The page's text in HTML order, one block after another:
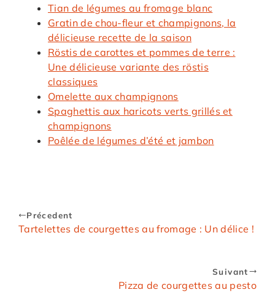
Tian de légumes au fromage blanc
Gratin de chou-fleur et champignons, la
délicieuse recette de la saison
Röstis de carottes et pommes de terre :
Une délicieuse variante des röstis
classiques
Omelette aux champignons
Spaghettis aux haricots verts grillés et
champignons
Poêlée de légumes d’été et jambon
Précedent
Tartelettes de courgettes au fromage : Un délice !
Suivant
Pizza de courgettes au pesto